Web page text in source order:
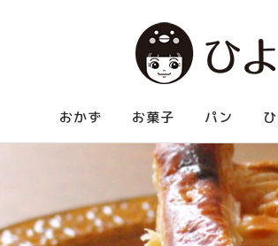
おかず お菓子 パン